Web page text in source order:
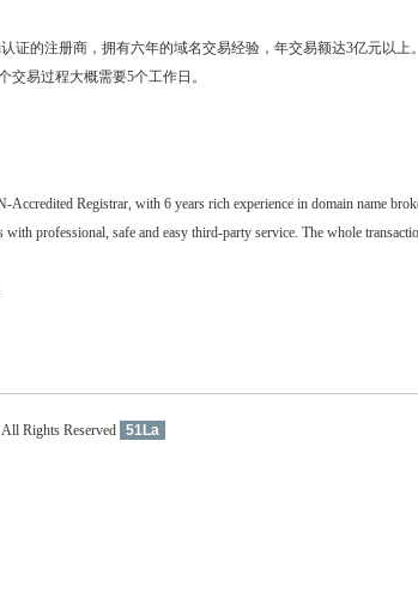
证的注册商，拥有六年的域名交易经验，年交易额达3亿元以上
易过程大概需要5个工作日。
Registrar, with 6 years rich experience in domain name
professional, safe and easy third-party service. The whole
Rights Reserved 51La